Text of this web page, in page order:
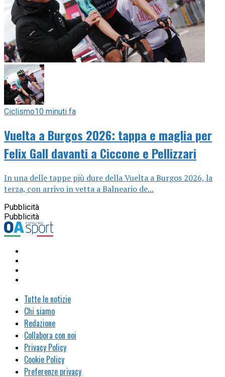
Ciclismo10 minuti fa
Vuelta a Burgos 2026: tappa e maglia per
Felix Gall davanti a Ciccone e Pellizzari
In una delle tappe più dure della Vuelta a Burgos 2026, la
terza, con arrivo in vetta a Balneario de...
Pubblicità
Pubblicità
Tutte le notizie
Chi siamo
Redazione
Collabora con noi
Privacy Policy
Cookie Policy
Preferenze privacy